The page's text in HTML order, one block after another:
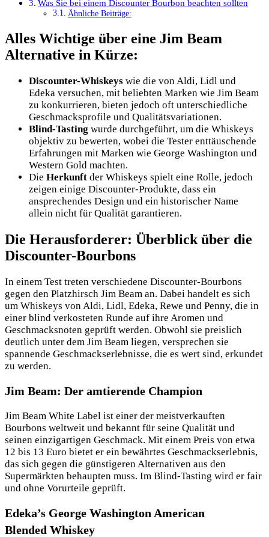
Was Sie bei einem Discounter Bourbon beachten sollten
Ähnliche Beiträge:
Alles Wichtige über eine Jim Beam
Alternative in Kürze:
Discounter-Whiskeys wie die von Aldi, Lidl und
Edeka versuchen, mit beliebten Marken wie Jim Beam
zu konkurrieren, bieten jedoch oft unterschiedliche
Geschmacksprofile und Qualitätsvariationen.
Blind-Tasting wurde durchgeführt, um die Whiskeys
objektiv zu bewerten, wobei die Tester enttäuschende
Erfahrungen mit Marken wie George Washington und
Western Gold machten.
Die Herkunft der Whiskeys spielt eine Rolle, jedoch
zeigen einige Discounter-Produkte, dass ein
ansprechendes Design und ein historischer Name
allein nicht für Qualität garantieren.
Die Herausforderer: Überblick über die
Discounter-Bourbons
In einem Test treten verschiedene Discounter-Bourbons
gegen den Platzhirsch Jim Beam an. Dabei handelt es sich
um Whiskeys von Aldi, Lidl, Edeka, Rewe und Penny, die in
einer blind verkosteten Runde auf ihre Aromen und
Geschmacksnoten geprüft werden. Obwohl sie preislich
deutlich unter dem Jim Beam liegen, versprechen sie
spannende Geschmackserlebnisse, die es wert sind, erkundet
zu werden.
Jim Beam: Der amtierende Champion
Jim Beam White Label ist einer der meistverkauften
Bourbons weltweit und bekannt für seine Qualität und
seinen einzigartigen Geschmack. Mit einem Preis von etwa
12 bis 13 Euro bietet er ein bewährtes Geschmackserlebnis,
das sich gegen die günstigeren Alternativen aus den
Supermärkten behaupten muss. Im Blind-Tasting wird er fair
und ohne Vorurteile geprüft.
Edeka’s George Washington American
Blended Whiskey